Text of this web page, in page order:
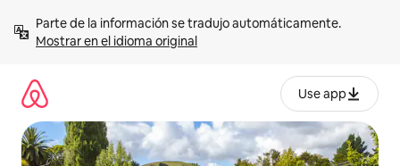
contenidoMostrar en el idioma original
Use app